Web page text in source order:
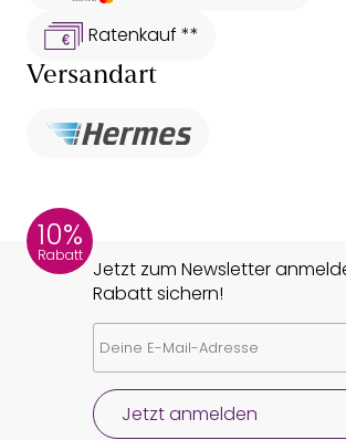
Ratenkauf **
Versandart
10%
Rabatt
Jetzt zum Newsletter
Rabatt sichern!
Jetzt anmelden